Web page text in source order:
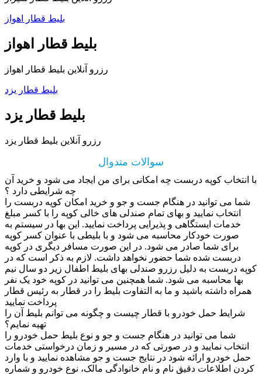
بلیط قطار اهواز
بلیط قطار اهواز
رزرو آنلاین بلیط قطار اهواز
بلیط قطار یزد
بلیط قطار یزد
رزرو آنلاین بلیط قطار یزد
سوالات متدوال
با انتخاب کوپه دربست چه امکانی برای من ایجاد می شود و خرید آن
چه شرایطی دارد ؟
شما می توانید در هنگام جست و جو و خرید امکان کوپه دربست را
انتخاب نمایید و بهای تمام صندلی های خالی کوپه را با کسر مبلغ
خدمات ایستگاهی و پذیرایی پرداخت نمایید. این بها در سیستم به
صورت خودکار محاسبه می شود و با بلیطی با عنوان کسر کوپه
برای شما صادر می شود. در این صورت مسافر دیگری در کوپه
دربست شده شما حضور نخواهد داشت. لازم به ذکر است که در
کوپه دربست به دلیل رزرو صندلی بهای بلیط اطفال زیر دو سال نیم
بها محاسبه می شود. شما همچنین می توانید در کوپه خود یک نفر
همراه داشته باشید و ما به التفاوت بلیط را در قطار به رئیس قطار
پرداخت نمایید
شرایط حمل خودرو با قطار چیست و چگونه می توانم بلیط آن را
تهیه نمایم؟
شما می توانید در هنگام جست و جو و نوع بلیط حمل خودرو را
انتخاب نمایید و در صورتی که در مسیر و زمان درخواستی خدمات
حمل خودرو ارائه شود در نتایج جست و جو مشاهده نمایید و با وارد
کردن اطلاعات دقیق نام و نام خانوادگی مالک، نوع خودرو و شماره